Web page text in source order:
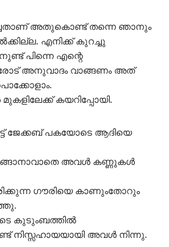
അതുകൊണ്ട് തന്നെ ഞാനും
എനിക്ക് കുറച്ചു
പിന്നെ എന്റെ
അനുവാദം വാങ്ങണം അത്
കയറിപ്പോയി.
ജേക്കബ് പകയോടെ ആദിയെ
അവൾ കണ്ണുകൾ
ഗൗരിയെ കാണുംതോറും
കുടുംബത്തിൽ
നിസ്സഹായയായി അവൾ നിന്നു.